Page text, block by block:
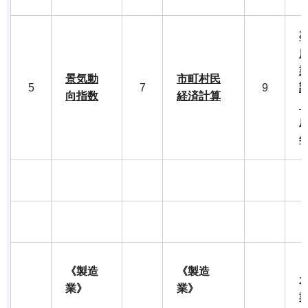
5
景気動
向指数
7
市町村民
経済計算
9
《製造
業》
《製造
業》